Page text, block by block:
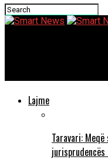
Lajme
Taravari: